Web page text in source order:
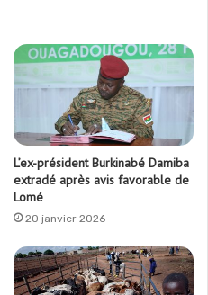
L’ex-président Burkinabé Damiba
extradé après avis favorable de
Lomé
20 janvier 2026